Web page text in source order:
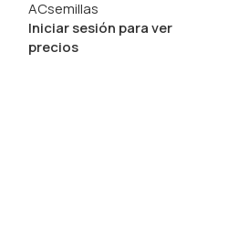
ACsemillas
Iniciar sesión para ver
precios